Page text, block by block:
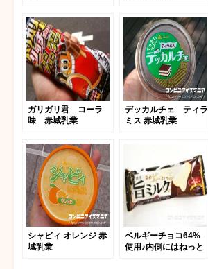
ガリガリ君 コーラ
味 赤城乳業
デッカルチェ ティラ
ミス 赤城乳業
シャビィ オレンジ 赤
城乳業
ベルギーチョコ64%
使用♪内側にはねっと